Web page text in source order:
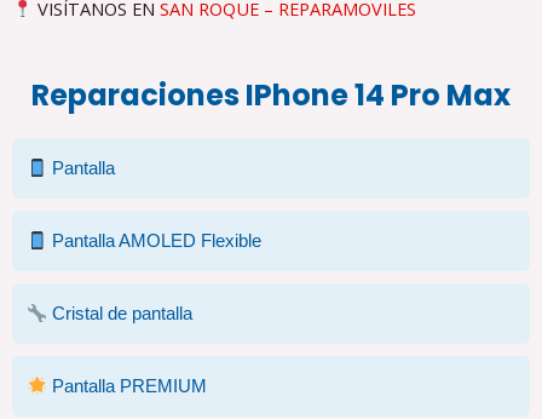
VISÍTANOS EN SAN ROQUE – REPARAMOVILES
Reparaciones IPhone 14 Pro Max
Pantalla
Pantalla AMOLED Flexible
Cristal de pantalla
Pantalla PREMIUM